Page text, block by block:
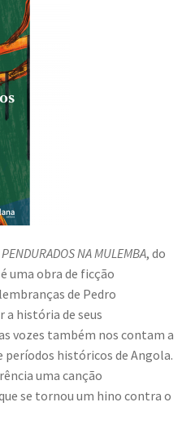
NA MULEMBA, do
uma obra de ficção
de Pedro
a história de seus
vozes também nos contam a
períodos históricos de Angola.
uma canção
se tornou um hino contra o